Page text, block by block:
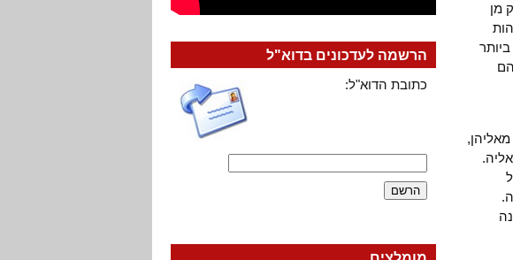
מן
הרשמה לעדכונים בדוא"ל
כתובת הדוא"ל: